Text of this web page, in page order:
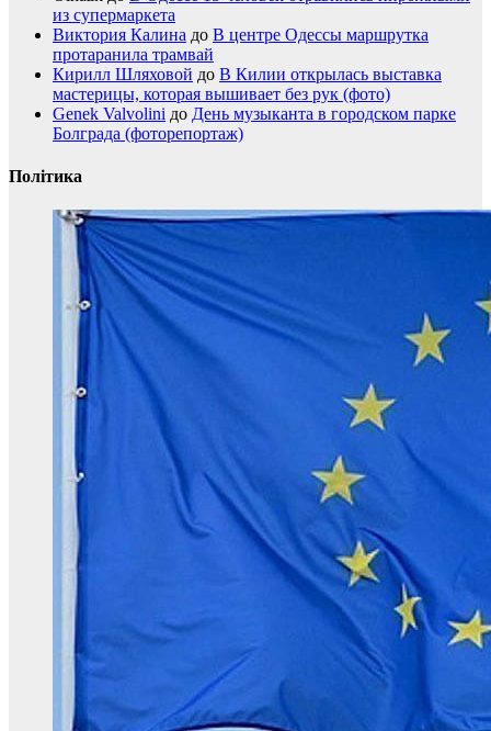
из супермаркета
Виктория Калина до В центре Одессы маршрутка
протаранила трамвай
Кирилл Шляховой до В Килии открылась выставка
мастерицы, которая вышивает без рук (фото)
Genek Valvolini до День музыканта в городском парке
Болграда (фоторепортаж)
Політика